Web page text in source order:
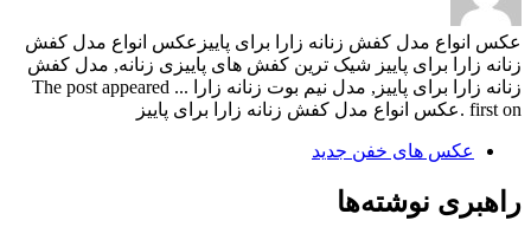
عکس انواع مدل کفش زنانه زارا برای پاییزعکس انواع مدل کفش
زنانه زارا برای پاییز شیک ترین کفش های پاییزی زنانه, مدل کفش
زنانه زارا برای پاییز, مدل نیم بوت زنانه زارا ... The post appeared
first on .عکس انواع مدل کفش زنانه زارا برای پاییز
عکس های خفن جدید
راهبری نوشته‌ها